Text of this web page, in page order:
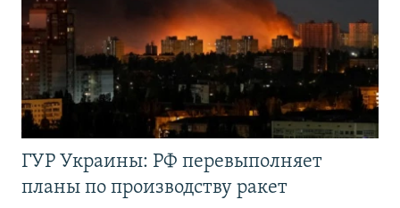
ГУР Украины: РФ перевыполняет
планы по производству ракет